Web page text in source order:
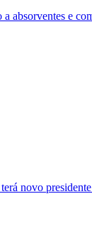
absorventes e
novo